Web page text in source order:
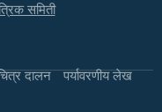
समिती
दालन पर्यावरणीय लेख